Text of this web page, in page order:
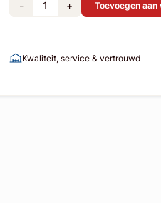
- + Toevoegen
Kwaliteit, service & vertrouwd